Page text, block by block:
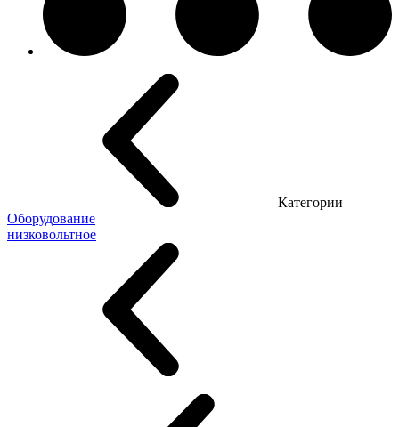
Категории
Оборудование
низковольтное